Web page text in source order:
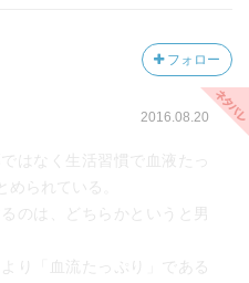
高める(リラックス効果)こと
流をよくすることが鍵→ふ
フォロー
2016.08.20
はなく生活習慣で血液たっ
められている。
のは、どちらかというと男
り「血流たっぷり」である